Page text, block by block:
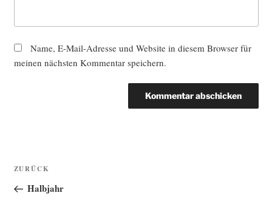
Name, E-Mail-Adresse und Website in diesem Browser für
meinen nächsten Kommentar speichern.
Beitragsnavigation
Vorheriger
Beitrag
ZURÜCK
Halbjahr